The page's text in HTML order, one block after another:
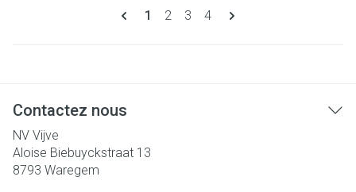
Pages
Vous lisez actuellement la page
1 Page
2 Page
3 Page
4
Contactez nous
NV Vijve
Aloise Biebuyckstraat 13
8793 Waregem